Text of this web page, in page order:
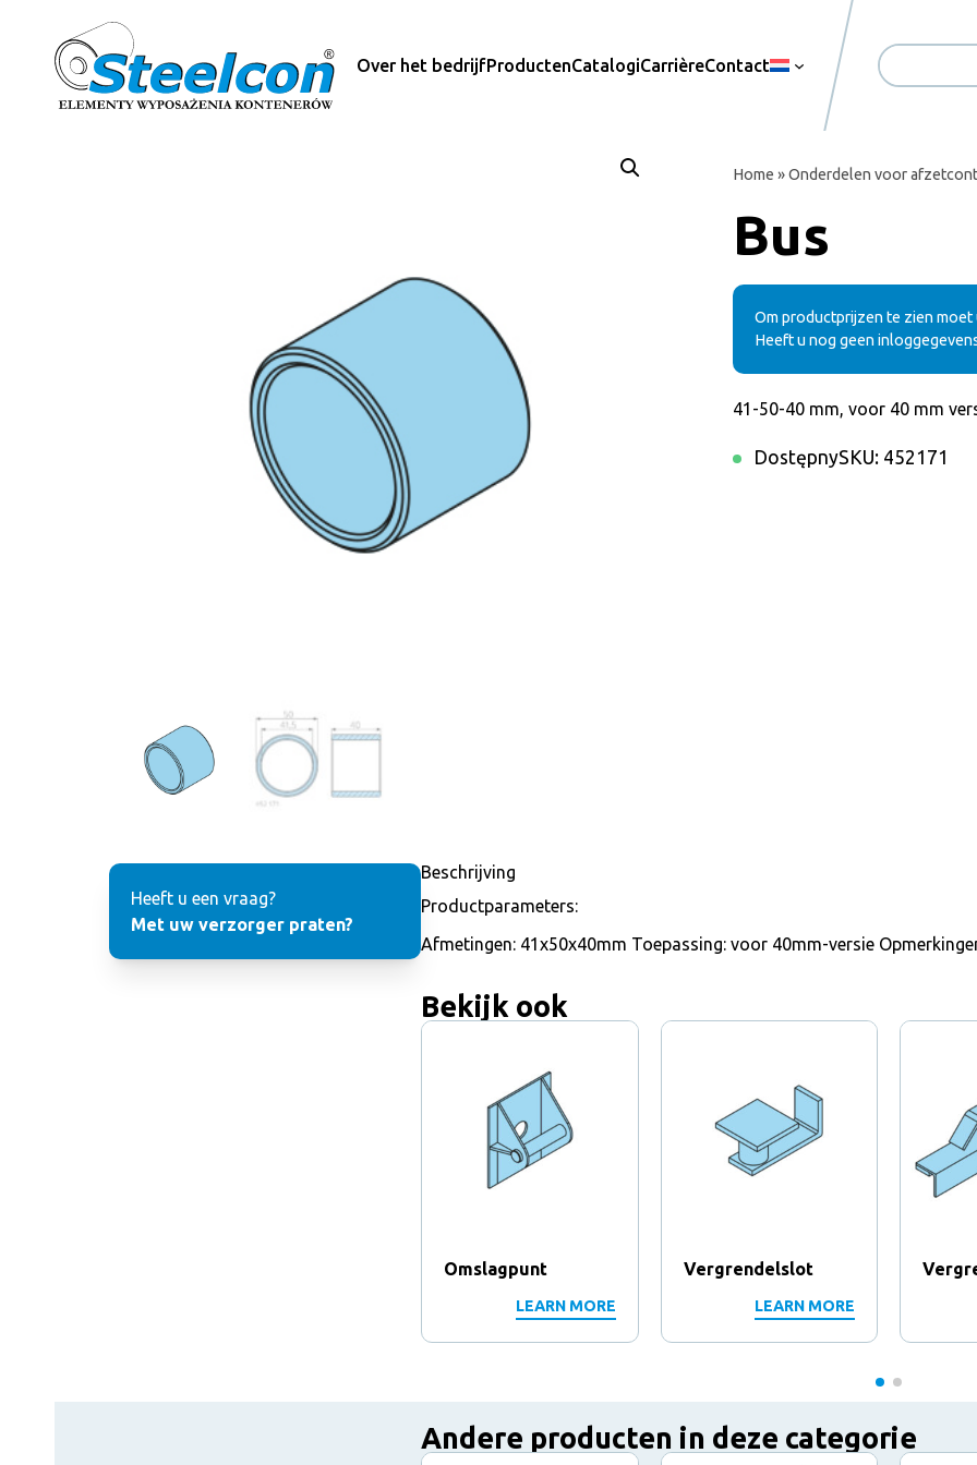
Over het bedrijfProductenCatalogiCarrièreContact
Home »Onderdelen voor
Bus
Om productprijzen te zien moet
Heeft u nog geen
41-50-40 mm, voor 40 mm
DostępnySKU: 452171
Heeft u een vraag?
Met uw verzorger praten?
Beschrijving
Productparameters:
Afmetingen: 41x50x40mm Toepassing: voor 40mm-versie
Bekijk ook
Omslagpunt
LEARN MORE
Vergrendelslot
LEARN MORE
Andere producten in deze categorie